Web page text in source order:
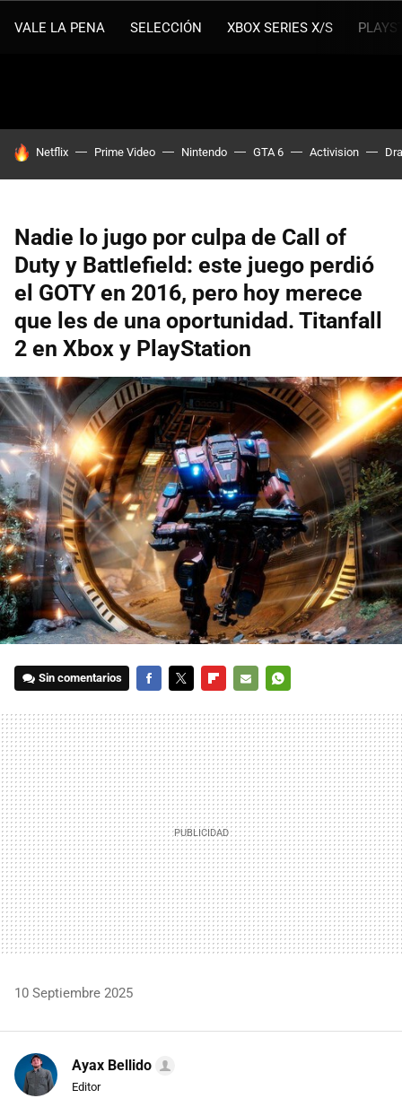
VALE LA PENA SELECCIÓN XBOX SERIES X/S
HOY SE HABLA DE
Netflix Prime Video Nintendo GTA 6 Activision
Nadie lo jugo por culpa de Call of
Duty y Battlefield: este juego perdió
el GOTY en 2016, pero hoy merece
que les de una oportunidad. Titanfall
2 en Xbox y PlayStation
Sin comentarios
MAIL
10 Septiembre 2025
Ayax Bellido
Editor